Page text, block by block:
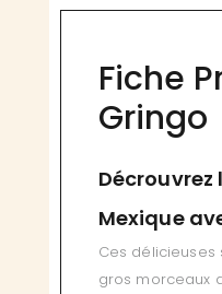
Fiche
Gringo
Décrouvrez
Mexique
Ces délicieuses
gros morceaux